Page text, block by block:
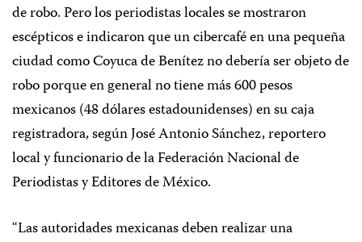
de robo. Pero los periodistas locales se mostraron
escépticos e indicaron que un cibercafé en una pequeña
ciudad como Coyuca de Benítez no debería ser objeto de
robo porque en general no tiene más 600 pesos
mexicanos (48 dólares estadounidenses) en su caja
registradora, según José Antonio Sánchez, reportero
local y funcionario de la Federación Nacional de
Periodistas y Editores de México.
“Las autoridades mexicanas deben realizar una